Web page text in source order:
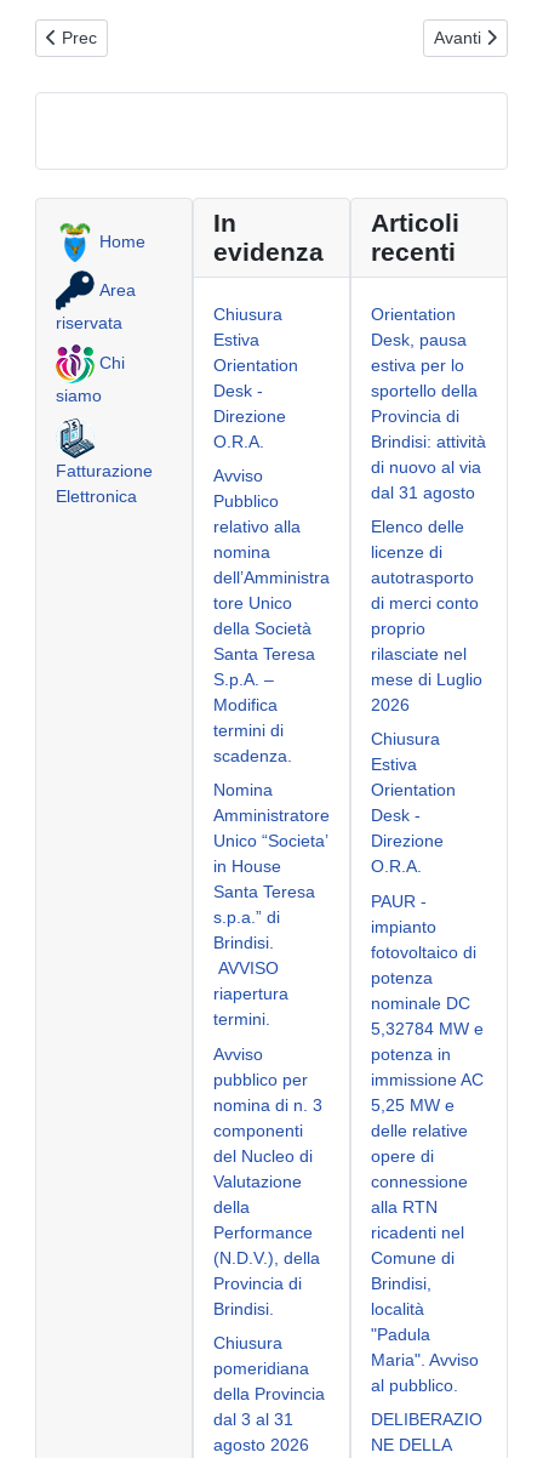
Articolo precedente: Avviso di convocazione al concorso
Prec Articolo
Avanti
Home
Area
riservata
Chi
siamo
Fatturazione
Elettronica
In
evidenza
Chiusura
Estiva
Orientation
Desk -
Direzione
O.R.A.
Avviso
Pubblico
relativo alla
nomina
dell’Amministra
tore Unico
della Società
Santa Teresa
S.p.A. –
Modifica
termini di
scadenza.
Nomina
Amministratore
Unico “Societa’
in House
Santa Teresa
s.p.a.” di
Brindisi.
AVVISO
riapertura
termini.
Avviso
pubblico per
nomina di n. 3
componenti
del Nucleo di
Valutazione
della
Performance
(N.D.V.), della
Provincia di
Brindisi.
Chiusura
pomeridiana
della Provincia
dal 3 al 31
agosto 2026
Articoli
recenti
Orientation
Desk, pausa
estiva per lo
sportello della
Provincia di
Brindisi: attività
di nuovo al via
dal 31 agosto
Elenco delle
licenze di
autotrasporto
di merci conto
proprio
rilasciate nel
mese di Luglio
2026
Chiusura
Estiva
Orientation
Desk -
Direzione
O.R.A.
PAUR -
impianto
fotovoltaico di
potenza
nominale DC
5,32784 MW e
potenza in
immissione AC
5,25 MW e
delle relative
opere di
connessione
alla RTN
ricadenti nel
Comune di
Brindisi,
località
"Padula
Maria". Avviso
al pubblico.
DELIBERAZIO
NE DELLA